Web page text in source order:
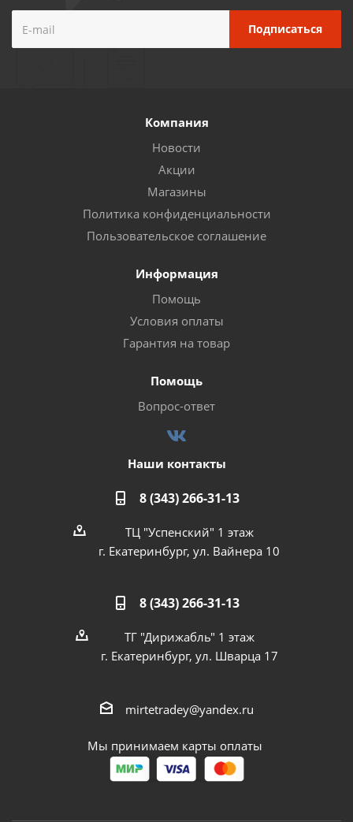
Компания
Новости
Акции
Магазины
Политика конфиденциальности
Пользовательское соглашение
Информация
Помощь
Условия оплаты
Гарантия на товар
Помощь
Вопрос-ответ
Наши контакты
8 (343) 266-31-13
ТЦ "Успенский" 1 этаж
г. Екатеринбург, ул. Вайнера 10
8 (343) 266-31-13
ТГ "Дирижабль" 1 этаж
г. Екатеринбург, ул. Шварца 17
mirtetradey@yandex.ru
Мы принимаем карты оплаты